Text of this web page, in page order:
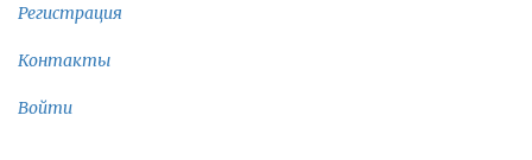
Регистрация
Контакты
Войти